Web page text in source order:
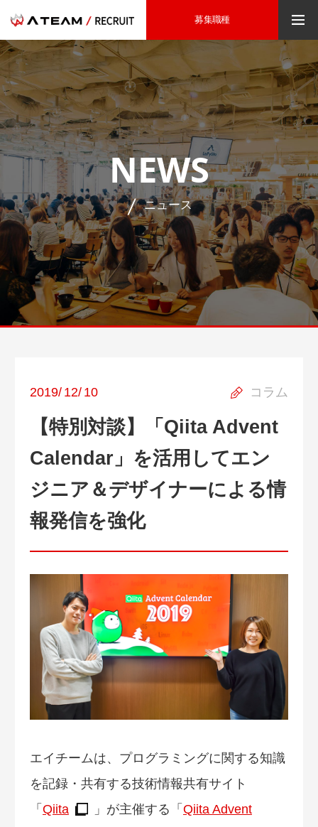
募集職種
NEWS
ニュース
コラム
2019/ 12/ 10
【特別対談】「Qiita Advent
Calendar」を活用してエン
ジニア＆デザイナーによる情
報発信を強化
エイチームは、プログラミングに関する知識
を記録・共有する技術情報共有サイト
「 Qiita 」が主催する「 Qiita Advent